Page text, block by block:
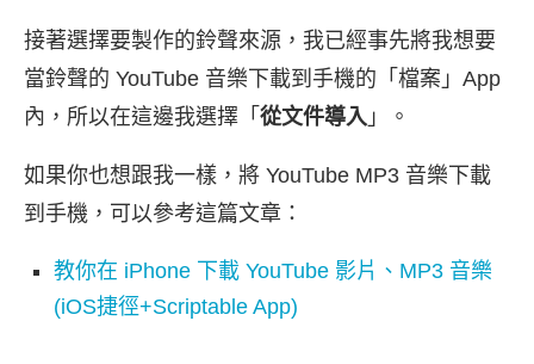
接著選擇要製作的鈴聲來源，我已經事先將我想要
當鈴聲的 YouTube 音樂下載到手機的「檔案」App
內，所以在這邊我選擇「 從文件導入 」。
如果你也想跟我一樣，將 YouTube MP3 音樂下載
到手機，可以參考這篇文章：
教你在 iPhone 下載 YouTube 影片、MP3 音樂
(iOS捷徑+Scriptable App)